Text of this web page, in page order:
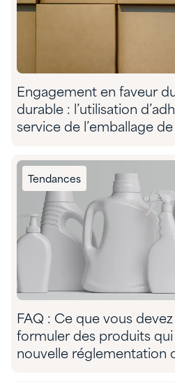
Engagement en faveur
durable : l’utilisation
service de l’emballage
Tendances
FAQ : Ce que vous
formuler des produits
nouvelle réglementation